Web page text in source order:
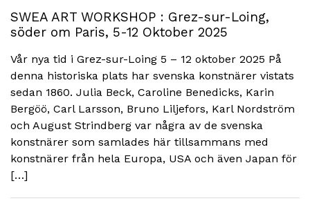
SWEA ART WORKSHOP : Grez-sur-Loing,
söder om Paris, 5-12 Oktober 2025
Vår nya tid i Grez-sur-Loing 5 – 12 oktober 2025 På
denna historiska plats har svenska konstnärer vistats
sedan 1860. Julia Beck, Caroline Benedicks, Karin
Bergöö, Carl Larsson, Bruno Liljefors, Karl Nordström
och August Strindberg var några av de svenska
konstnärer som samlades här tillsammans med
konstnärer från hela Europa, USA och även Japan för
[…]